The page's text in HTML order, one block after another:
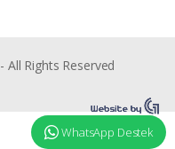
- All Rights Reserved
WhatsApp Destek